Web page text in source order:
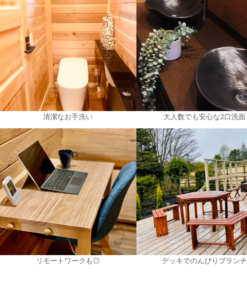
清潔なお手洗い 大人数でも安心な2口洗面
リモートワークも◎ デッキでのんびりブランチ